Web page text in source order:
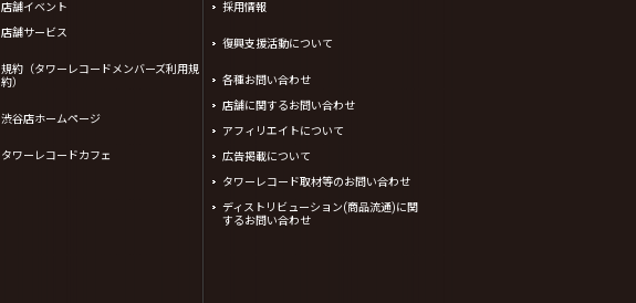
店舗イベント
店舗サービス
規約（タワーレコードメンバーズ利用規
約）
渋谷店ホームページ
タワーレコードカフェ
採用情報
復興支援活動について
各種お問い合わせ
店舗に関するお問い合わせ
アフィリエイトについて
広告掲載について
タワーレコード取材等のお問い合わせ
ディストリビューション(商品流通)に関
するお問い合わせ